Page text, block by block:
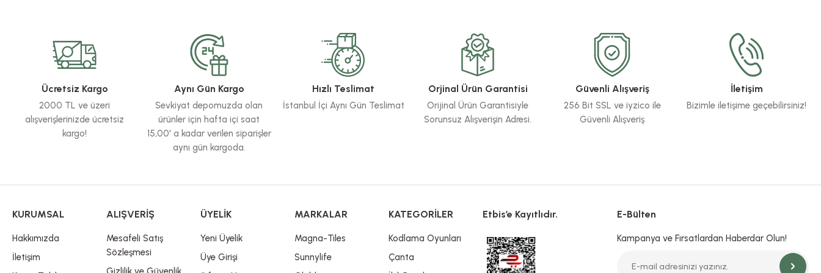
Ürün resmi kalitesiz, bozuk veya görüntülenemiyor.
Ürün açıklamasında eksik bilgiler bulunuyor.
Ürün bilgilerinde hatalar bulunuyor.
Ürün fiyatı diğer sitelerden daha pahalı.
Bu ürüne benzer farklı alternatifler olmalı.
Ücretsiz Kargo
2000 TL ve üzeri
alışverişlerinizde ücretsiz
kargo!
Aynı Gün Kargo
Sevkiyat depomuzda olan
ürünler için hafta içi saat
15,00' a kadar verilen siparişler
aynı gün kargoda.
Hızlı Teslimat
İstanbul İçi Aynı Gün Teslimat
Orjinal Ürün Garantisi
Orijinal Ürün Garantisiyle
Sorunsuz Alışverişin Adresi.
Güvenli Alışveriş
256 Bit SSL ve iyzico ile
Güvenli Alışveriş
İletişim
Bizimle iletişime geçebilirsiniz!
KURUMSAL
Hakkımızda
İletişim
ALIŞVERİŞ
Mesafeli Satış
Sözleşmesi
ÜYELİK
Yeni Üyelik
Üye Girişi
MARKALAR
Magna-Tiles
Sunnylife
KATEGORİLER
Kodlama Oyunları
Çanta
Etbis’e Kayıtlıdır. E-Bülten
Kampanya ve Fırsatlardan Haberdar Olun!